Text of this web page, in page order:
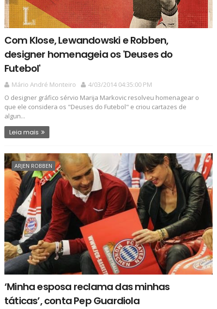
Com Klose, Lewandowski e Robben,
designer homenageia os 'Deuses do
Futebol'
Mário André Monteiro
4/03/2014 04:35:00 PM
O designer gráfico sérvio Marija Markovic resolveu homenagear o
que ele considera os "Deuses do Futebol" e criou cartazes de
algun...
Leia mais
ARJEN ROBBEN
‘Minha esposa reclama das minhas
táticas’, conta Pep Guardiola